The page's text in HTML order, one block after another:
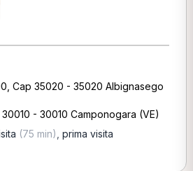
Cap 35020 - 35020 Albignasego
- 30010 Camponogara (VE)
(75 min) prima visita